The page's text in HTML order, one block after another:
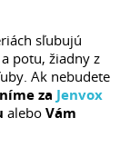
sľubujú
potu, žiadny z
Ak nebudete
za Jenvox
alebo Vám